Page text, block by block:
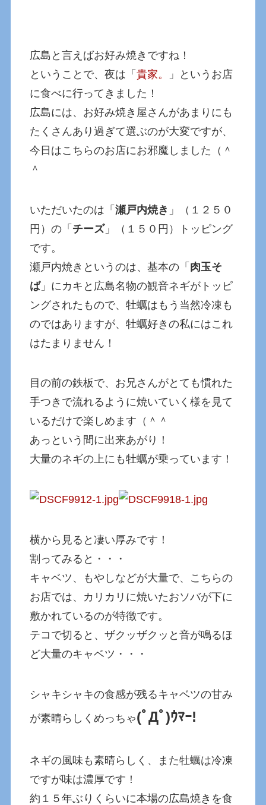
広島と言えばお好み焼きですね！
ということで、夜は「貴家。
」というお店
に食べに行ってきました！
広島には、お好み焼き屋さんがあまりにも
たくさんあり過ぎて選ぶのが大変ですが、
今日はこちらのお店にお邪魔しました（＾
＾
いただいたのは「瀬戸内焼き 」（１２５０
円）の「 チーズ」（１５０円）トッピング
です。
瀬戸内焼きというのは、基本の「 肉玉そ
ば」にカキと広島名物の観音ネギがトッピ
ングされたもので、牡蠣はもう当然冷凍も
のではありますが、牡蠣好きの私にはこれ
はたまりません！
目の前の鉄板で、お兄さんがとても慣れた
手つきで流れるように焼いていく様を見て
いるだけで楽しめます（＾＾
あっという間に出来あがり！
大量のネギの上にも牡蠣が乗っています！
横から見ると凄い厚みです！
割ってみると・・・
キャベツ、もやしなどが大量で、こちらの
お店では、カリカリに焼いたおソバが下に
敷かれているのが特徴です。
テコで切ると、ザクッザクッと音が鳴るほ
ど大量のキャベツ・・・
シャキシャキの食感が残るキャベツの甘み
が素晴らしくめっちゃ(ﾟДﾟ)ｳﾏｰ!
ネギの風味も素晴らしく、また牡蠣は冷凍
ですが味は濃厚です！
約１５年ぶりくらいに本場の広島焼きを食